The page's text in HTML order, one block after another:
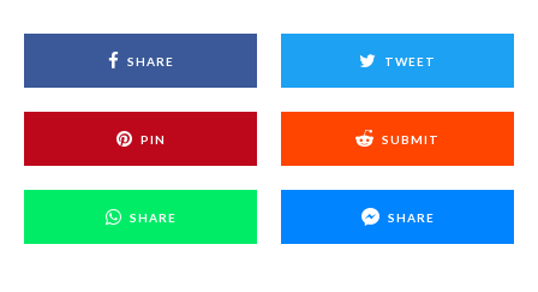
SHARE TWEET
PIN SUBMIT
SHARE SHARE